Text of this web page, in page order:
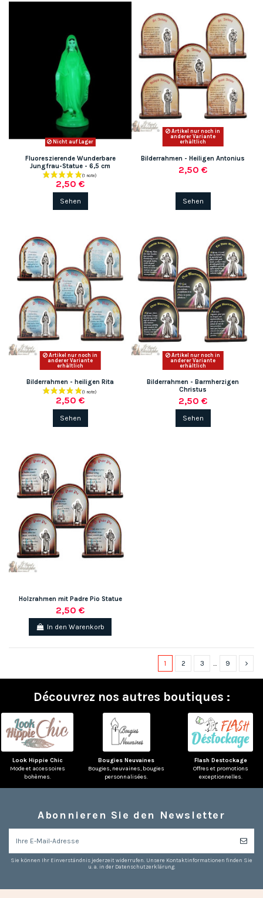
(1 note)
Nicht auf Lager
Fluoreszierende Wunderbare
Jungfrau-Statue - 6,5 cm
2,50 €
Sehen
Artikel nur noch in
anderer Variante
erhältlich
Bilderrahmen - Heiligen Antonius
2,50 €
Sehen
Artikel nur noch in
anderer Variante
erhältlich
Bilderrahmen - heiligen Rita
2,50 €
Sehen
Artikel nur noch in
anderer Variante
erhältlich
Bilderrahmen - Barmherzigen
Christus
2,50 €
Sehen
Holzrahmen mit Padre Pio Statue
2,50 €
In den Warenkorb
1 2 3 … 9
Découvrez nos autres boutiques :
Look Hippie Chic
Mode et accessoires
bohèmes.
Bougies Neuvaines
Bougies, neuvaines, bougies
personnalisées.
Flash Destockage
Offres et promotions
exceptionnelles.
Abonnieren Sie den Newsletter
Sie können Ihr Einverständnis jederzeit widerrufen. Unsere Kontaktinformationen finden Sie
u. a. in der Datenschutzerklärung.